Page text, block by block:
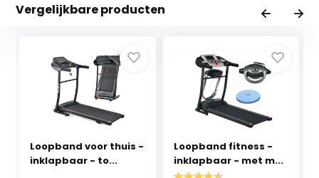
Vergelijkbare producten
Loopband voor thuis -
inklapbaar - to...
Loopband fitness -
inklapbaar - met m...